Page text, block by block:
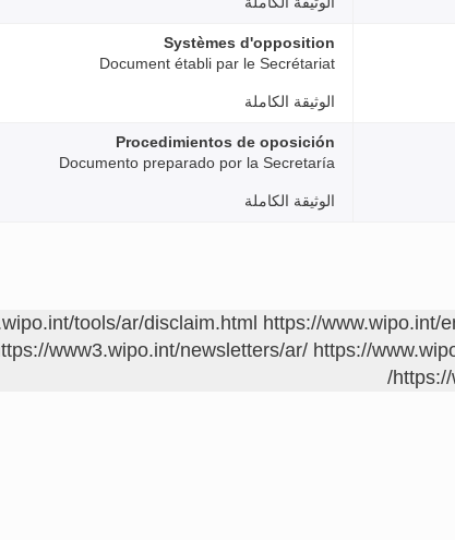
Systèmes d'opposition
Document établi par le Secrétariat
الوثيقة الكاملة
Procedimientos de oposición
Documento preparado por la Secretaría
الوثيقة الكاملة
tools/ar/disclaim.html
https://www.wipo.int/
www3.wipo.int/newsletters/ar/ https://